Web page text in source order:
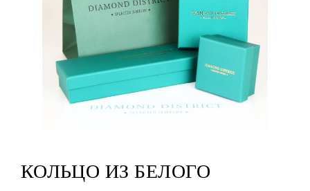
КОЛЬЦО ИЗ БЕЛОГО